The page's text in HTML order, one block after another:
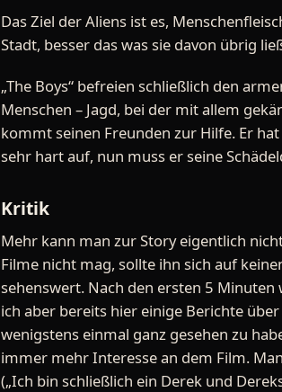
Das Ziel der Aliens ist es,
Stadt, besser das was sie davon übrig
„The Boys“ befreien schließlich den
Menschen – Jagd, bei der mit allem
kommt seinen Freunden zur Hilfe. Er
sehr hart auf, nun muss er seine
Kritik
Mehr kann man zur Story eigentlich
Filme nicht mag, sollte ihn sich auf
sehenswert. Nach den ersten 5
ich aber bereits hier einige Berichte
wenigstens einmal ganz gesehen zu
immer mehr Interesse an dem Film.
(„Ich bin schließlich ein Derek und